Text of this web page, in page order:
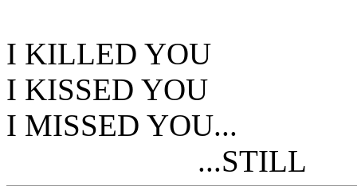
I KILLED YOU
I KISSED YOU
I MISSED YOU...
...STILL